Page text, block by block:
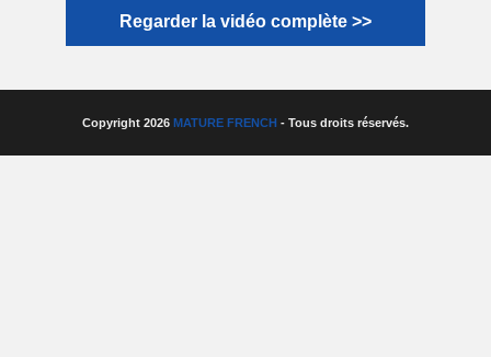
Regarder la vidéo complète >>
Copyright 2026 MATURE FRENCH - Tous droits réservés.